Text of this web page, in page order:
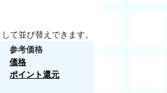
て並び替えできます。
参考価格
価格
ポイント還元